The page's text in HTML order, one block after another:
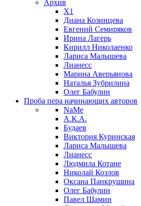
Архив
X1
Диана Козинцева
Евгений Семиряков
Ирина Лагерь
Кирилл Николаенко
Лариса Малышева
Лианесс
Марина Аверьянова
Наталья Зубрилина
Олег Бабулин
Проба пера начинающих авторов
NaMe
А.К.А.
Будаев
Виктория Куринская
Лариса Малышева
Лианесс
Людмила Котане
Николай Козлов
Оксана Панкрушина
Олег Бабулин
Павел Шамин